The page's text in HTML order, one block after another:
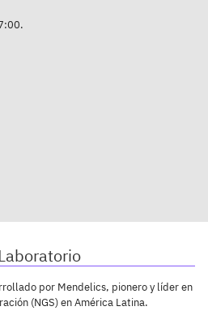
por Mendelics, pionero y líder en
(NGS) en América Latina.